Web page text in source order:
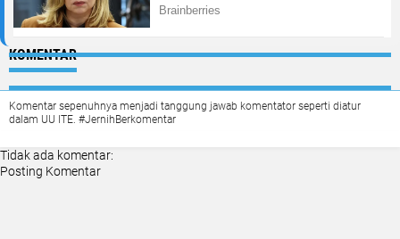
KOMENTAR
Komentar sepenuhnya menjadi tanggung jawab komentator seperti diatur
dalam UU ITE. #JernihBerkomentar
Tidak ada komentar:
Posting Komentar